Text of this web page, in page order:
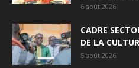
6 août 2026
CADRE
DE LA
5 août 2026